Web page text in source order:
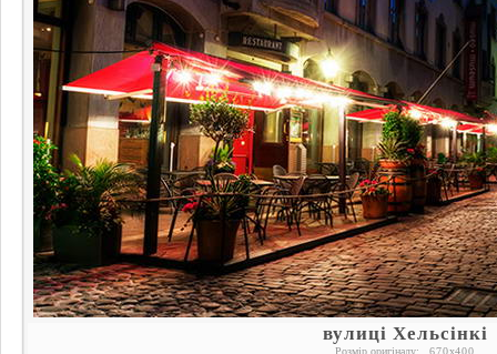
вулиці Хельсінкі
Розмір оригіналу: 670x400